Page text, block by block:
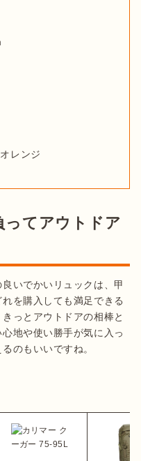
レンジ
てアウトドア
いでかいリュックは、甲
を購入しても満足できる
っとアウトドアの相棒と
地や使い勝手が気に入っ